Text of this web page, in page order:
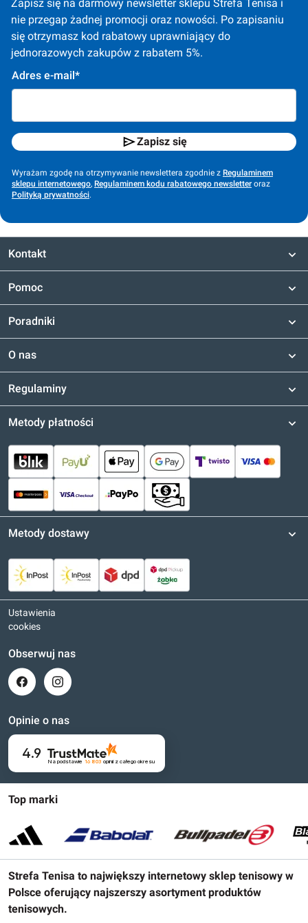
Zapisz się na darmowy newsletter sklepu Strefa Tenisa i
nie przegap żadnej promocji oraz nowości. Po zapisaniu
się otrzymasz kod rabatowy uprawniający do
jednorazowych zakupów z rabatem 5%.
Adres e-mail*
Zapisz się
Wyrażam zgodę na otrzymywanie newslettera zgodnie z Regulaminem
sklepu internetowego, Regulaminem kodu rabatowego newsletter oraz
Polityką prywatności.
Kontakt
Pomoc
Poradniki
O nas
Regulaminy
Top marki
Strefa Tenisa to największy internetowy sklep tenisowy w
Polsce oferujący najszerszy asortyment produktów
tenisowych.
Metody płatności
Metody dostawy
Ustawienia
cookies
Obserwuj nas
Opinie o nas
4.9
Na podstawie 16 803 opinii z całego okresu